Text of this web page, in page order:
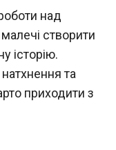
над
створити
історію.
та
приходити з